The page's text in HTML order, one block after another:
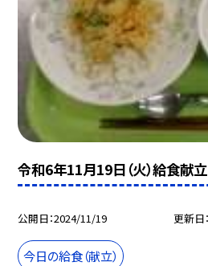
令和6年11月19日（火）給食献立
公開日 2024/11/19 更新日
今日の給食（献立）